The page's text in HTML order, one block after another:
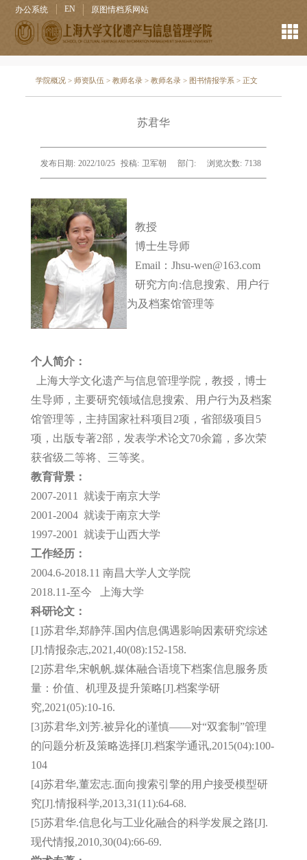
办公系统 EN 原图情档系网站
学院概况 > 师资队伍 >教师名录 >教师名录 > 图书情报学系 > 正文
苏君华
发布日期: 2022/10/25 投稿: 卫军朝 部门: 浏览次数: 7138
教授
博士生导师
Email：Jhsu-wen@163.com
研究方向:信息搜索、用户行
为及档案馆管理等
个人简介：
上海大学文化遗产与信息管理学院，教授，博士
生导师，主要研究领域信息搜索、用户行为及档案
馆管理等，主持国家社科项目2项，省部级项目5
项，出版专著2部，发表学术论文70余篇，多次荣
获省级二等将、三等奖。
教育背景：
2007-2011 就读于南京大学
2001-2004 就读于南京大学
1997-2001 就读于山西大学
工作经历：
2004.6-2018.11 南昌大学人文学院
2018.11-至今 上海大学
科研论文：
[1]苏君华,郑静萍.国内信息偶遇影响因素研究综述
[J].情报杂志,2021,40(08):152-158.
[2]苏君华,宋帆帆.媒体融合语境下档案信息服务质
量：价值、机理及提升策略[J].档案学研
究,2021(05):10-16.
[3]苏君华,刘芳.被异化的谨慎——对“双套制”管理
的问题分析及策略选择[J].档案学通讯,2015(04):100-
104
[4]苏君华,董宏志.面向搜索引擎的用户接受模型研
究[J].情报科学,2013,31(11):64-68.
[5]苏君华.信息化与工业化融合的科学发展之路[J].
现代情报,2010,30(04):66-69.